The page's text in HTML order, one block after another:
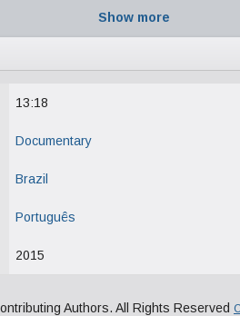
Show more
13:18
Documentary
Brazil
Português
2015
Authors. All Rights Reserved